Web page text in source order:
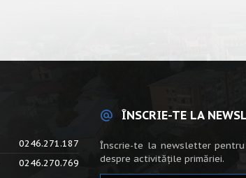
0246.271.187
0246.270.769
ÎNSCRIE-TE LA
Înscrie-te la newsletter
despre activitățile primăriei.